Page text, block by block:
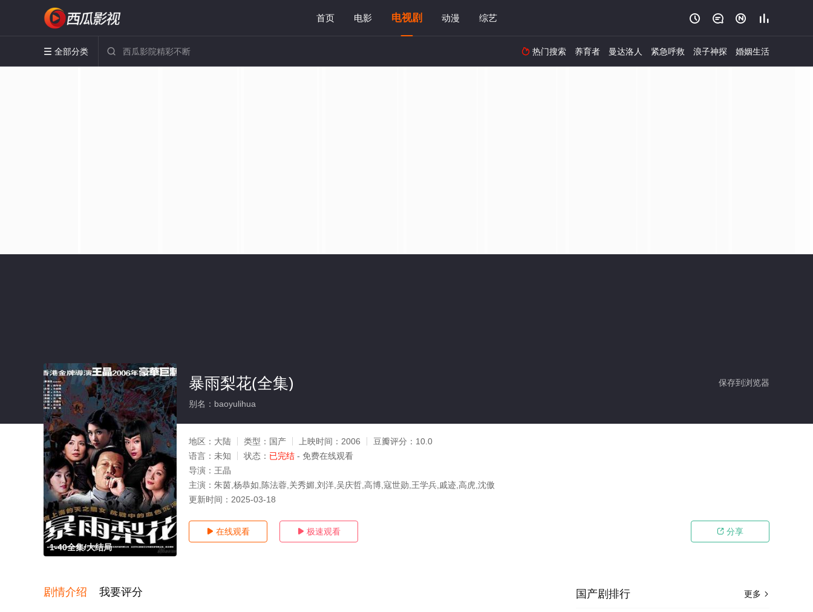
首页 电影 电视剧 动漫 综艺    
 全部分类   热门搜索 养育者 曼达洛人 紧急呼救 浪子神探 婚姻生活
1-40全集/大结局
保存到浏览器
暴雨梨花(全集)
别名：baoyulihua
地区： 大陆 类型： 国产 上映时间： 2006 豆瓣评分： 10.0
语言： 未知 状态： 已完结 - 免费在线观看
导演： 王晶
主演： 朱茵,杨恭如,陈法蓉,关秀媚,刘洋,吴庆哲,高博,寇世勋,王学兵,戚迹,高虎,沈傲
更新时间： 2025-03-18
 在线观看  极速观看  分享
剧情介绍 我要评分 更多 
国产剧排行